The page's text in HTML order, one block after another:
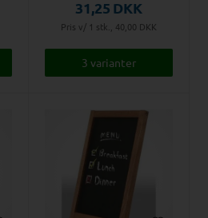
31,25 DKK
Pris v/ 1 stk., 40,00 DKK
3 varianter